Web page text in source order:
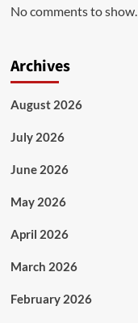
No comments to show.
Archives
August 2026
July 2026
June 2026
May 2026
April 2026
March 2026
February 2026